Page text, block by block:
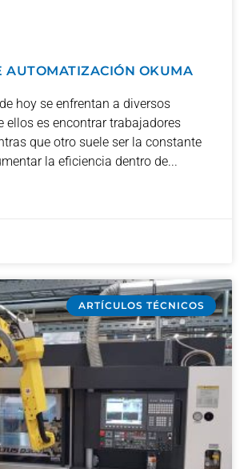
AUTOMATIZACIÓN OKUMA
hoy se enfrentan a diversos
ellos es encontrar trabajadores
que otro suele ser la constante
la eficiencia dentro de
ARTÍCULOS TÉCNICOS